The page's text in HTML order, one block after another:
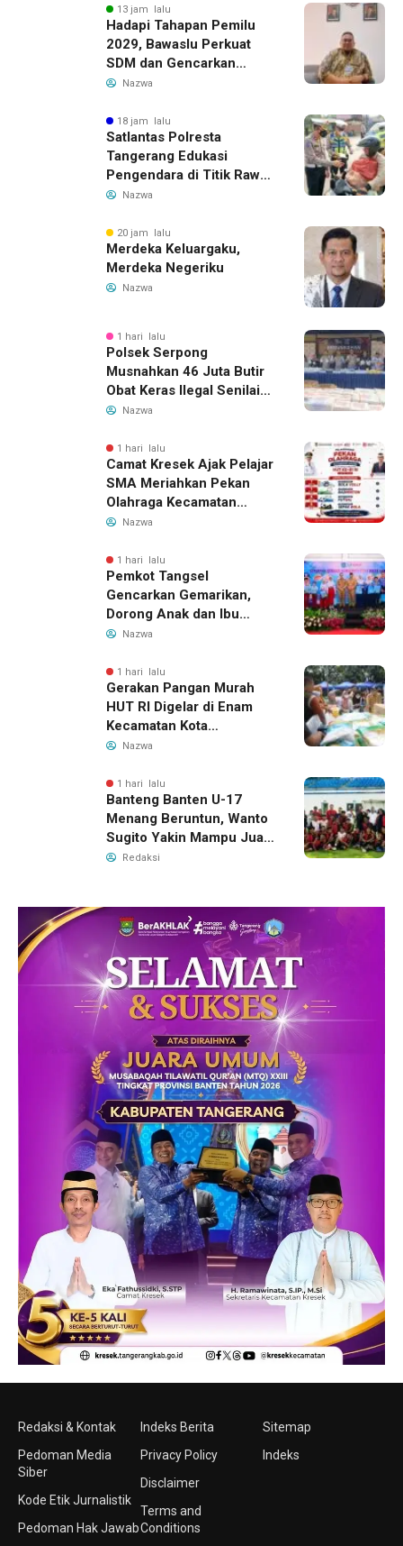
13 jam lalu
Hadapi Tahapan Pemilu
2029, Bawaslu Perkuat
SDM dan Gencarkan
Pendidikan Demokrasi
Nazwa
18 jam lalu
Satlantas Polresta
Tangerang Edukasi
Pengendara di Titik Rawan
Kecelakaan Lewat
Nazwa
20 jam lalu
Merdeka Keluargaku,
Merdeka Negeriku
Nazwa
1 hari lalu
Polsek Serpong
Musnahkan 46 Juta Butir
Obat Keras Ilegal Senilai
Rp230 Miliar
Nazwa
1 hari lalu
Camat Kresek Ajak Pelajar
SMA Meriahkan Pekan
Olahraga Kecamatan
Kresek 2026
Nazwa
1 hari lalu
Pemkot Tangsel
Gencarkan Gemarikan,
Dorong Anak dan Ibu
Hamil Penuhi Protein
Nazwa
1 hari lalu
Gerakan Pangan Murah
HUT RI Digelar di Enam
Kecamatan Kota
Tangerang, Catat
Nazwa
1 hari lalu
Banteng Banten U-17
Menang Beruntun, Wanto
Sugito Yakin Mampu Juara
Soekarno Cup 2026
Redaksi
Redaksi & Kontak
Pedoman Media
Siber
Kode Etik Jurnalistik
Pedoman Hak Jawab
Indeks Berita
Privacy Policy
Disclaimer
Terms and
Conditions
Sitemap
Indeks